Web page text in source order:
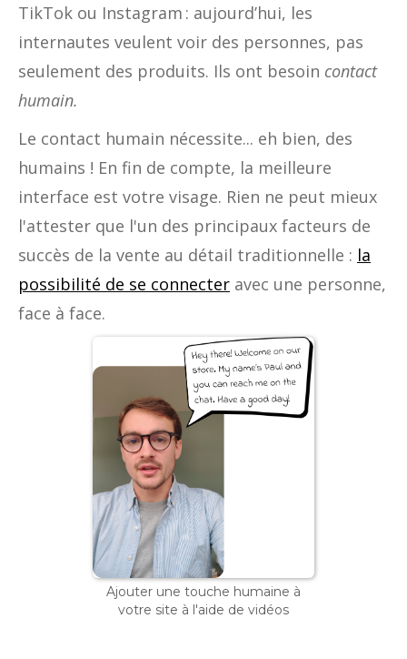
TikTok ou Instagram : aujourd’hui, les
internautes veulent voir des personnes, pas
seulement des produits. Ils ont besoin contact
humain.
Le contact humain nécessite... eh bien, des
humains ! En fin de compte, la meilleure
interface est votre visage. Rien ne peut mieux
l'attester que l'un des principaux facteurs de
succès de la vente au détail traditionnelle : la
possibilité de se connecter avec une personne,
face à face.
Ajouter une touche humaine à
votre site à l'aide de vidéos